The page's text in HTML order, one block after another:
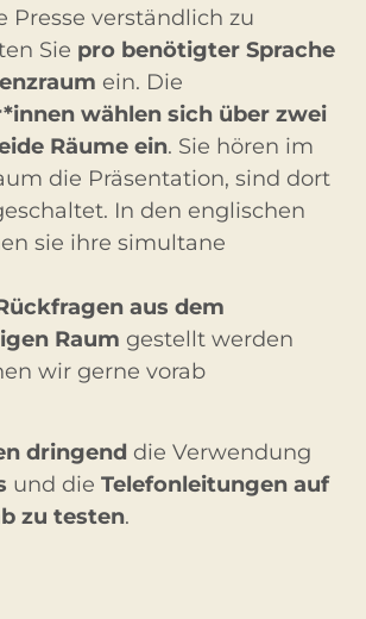
Presse verständlich zu
Sie pro benötigter Sprache
ein. Die
wählen sich über zwei
Räume ein. Sie hören im
die Präsentation, sind dort
In den englischen
sie ihre simultane
aus dem
Raum gestellt werden
wir gerne vorab
dringend die Verwendung
und die Telefonleitungen auf
zu testen.